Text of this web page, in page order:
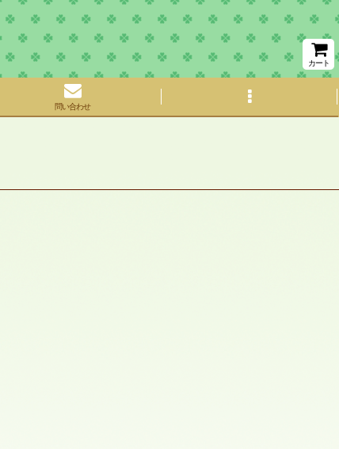
カート
問い合わせ